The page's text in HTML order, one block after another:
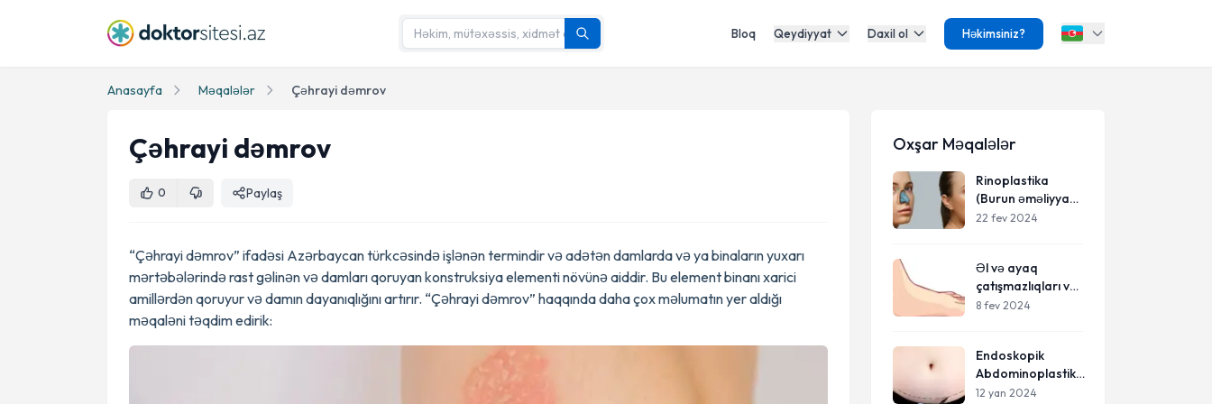
Bloq Qeydiyyat Daxil ol Həkimsiniz?
Anasayfa Məqalələr Çəhrayi dəmrov
Çəhrayi dəmrov
0 Paylaş
“Çəhrayi dəmrov” ifadəsi Azərbaycan türkcəsində işlənən termindir və adətən damlarda və ya binaların yuxarı
mərtəbələrində rast gəlinən və damları qoruyan konstruksiya elementi növünə aiddir. Bu element binanı xarici
amillərdən qoruyur və damın dayanıqlığını artırır. “Çəhrayi dəmrov” haqqında daha çox məlumatın yer aldığı
məqaləni təqdim edirik:
Oxşar Məqalələr
Rinoplastika
(Burun əməliyyatı)
haqqında
22 fev 2024
Əl və ayaq
çatışmazlıqları və
deformasiyaları
8 fev 2024
Endoskopik
Abdominoplastika:
Minimal Çapıqlarla
12 yan 2024